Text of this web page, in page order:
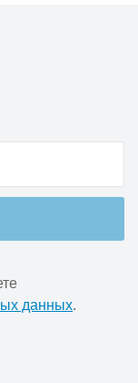
данных.